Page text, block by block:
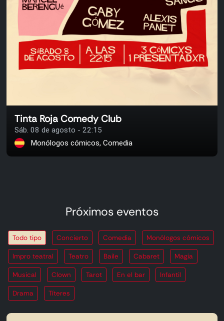
Tinta Roja Comedy Club
Sáb. 08 de agosto - 22:15
Monólogos cómicos, Comedia
Próximos eventos
Todo tipo Concierto Comedia Monólogos cómicos
Impro teatral Teatro Baile Cabaret Magia
Musical Clown Tarot En el bar Infantil
Drama Títeres